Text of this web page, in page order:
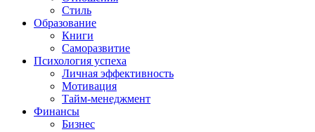
Стиль
Образование
Книги
Саморазвитие
Психология успеха
Личная эффективность
Мотивация
Тайм-менеджмент
Финансы
Бизнес